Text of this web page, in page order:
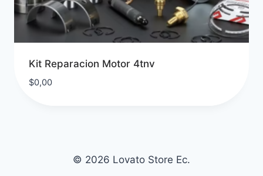
Kit Reparacion Motor 4tnv
$0,00
© 2026 Lovato Store Ec.